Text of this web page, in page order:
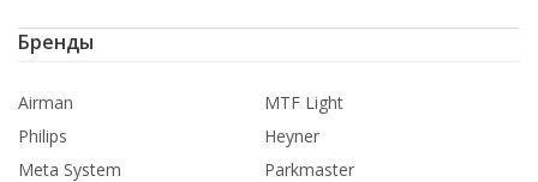
Бренды
Airman
MTF Light
Philips
Heyner
Meta System
Parkmaster